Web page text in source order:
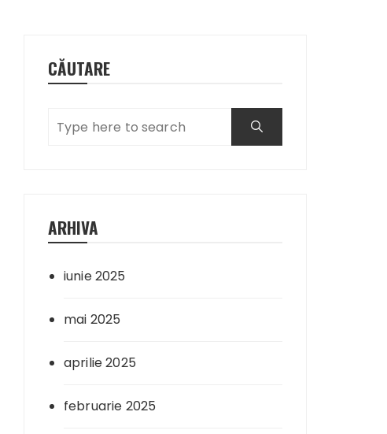
CĂUTARE
ARHIVA
iunie 2025
mai 2025
aprilie 2025
februarie 2025